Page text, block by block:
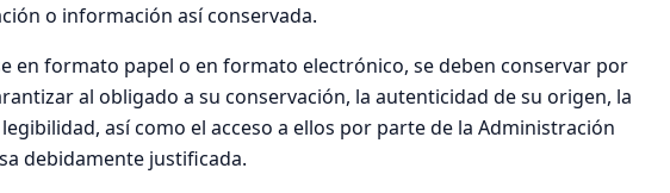
o información así conservada.
en formato papel o en formato electrónico, se deben conservar por
al obligado a su conservación, la autenticidad de su origen, la
así como el acceso a ellos por parte de la Administración
debidamente justificada.